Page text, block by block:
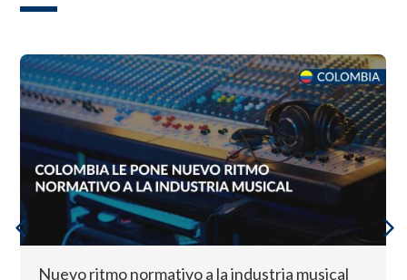
Nuevo ritmo normativo a la industria musical